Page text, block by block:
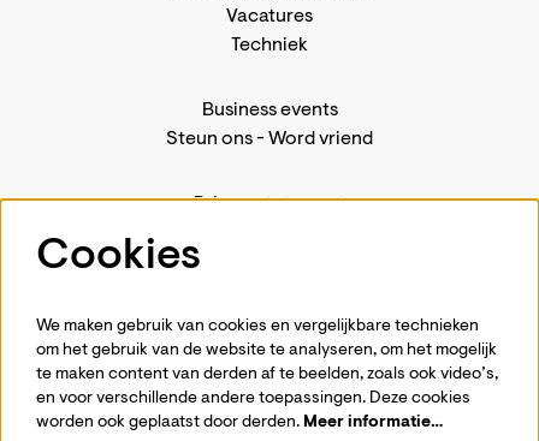
Vacatures
Techniek
Business events
Steun ons-Word vriend
Privacystatement
Volg ons
Cookies
We maken gebruik van cookies en vergelijkbare technieken
om het gebruik van de website te analyseren, om het mogelijk
te maken content van derden af te beelden, zoals ook video’s,
en voor verschillende andere toepassingen. Deze cookies
worden ook geplaatst door derden. Meer informatie…